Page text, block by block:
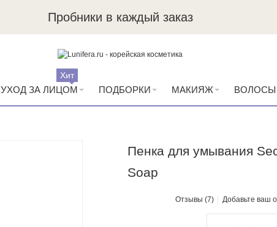
Пробники в каждый заказ
УХОД ЗА ЛИЦОМ
Хит
ПОДБОРКИ МАКИЯЖ ВОЛОСЫ
Пенка для умывания
Soap
Отзывы (7) Добавьте ваш